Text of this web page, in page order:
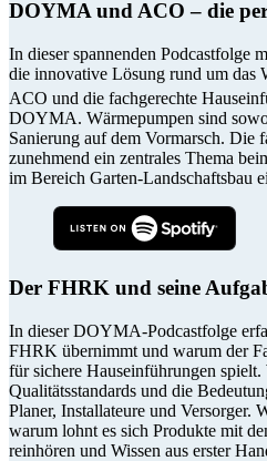
DOYMA und ACO – die
In dieser spannenden Podcastfolge
die innovative Lösung rund um das
ACO und die fachgerechte
DOYMA. Wärmepumpen sind
Sanierung auf dem Vormarsch. Die
zunehmend ein zentrales Thema
im Bereich Garten-Landschaftsbau
Der FHRK und seine
In dieser DOYMA-Podcastfolge
FHRK übernimmt und warum der
für sichere Hauseinführungen
Qualitätsstandards und die
Planer, Installateure und Versorger.
warum lohnt es sich Produkte mit
reinhören und Wissen aus erster